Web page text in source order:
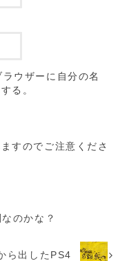
ウザーに自分の名
る。
すのでご注意くださ
のかな？
ら出したPS4